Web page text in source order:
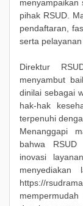
menyampaikan
pihak RSUD.
pendaftaran,
serta
Direktur
menyambut
dinilai sebagai
hak-hak
terpenuhi
Menanggapi
bahwa RSUD
inovasi
https://